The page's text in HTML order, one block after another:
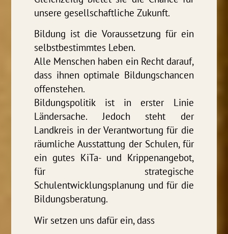
unsere gesellschaftliche Zukunft.
Bildung ist die Voraussetzung für ein
selbstbestimmtes Leben.
Alle Menschen haben ein Recht darauf,
dass ihnen optimale Bildungschancen
offenstehen.
Bildungspolitik ist in erster Linie
Ländersache. Jedoch steht der
Landkreis in der Verantwortung für die
räumliche Ausstattung der Schulen, für
ein gutes KiTa- und Krippenangebot,
für strategische
Schulentwicklungsplanung und für die
Bildungsberatung.
Wir setzen uns dafür ein, dass